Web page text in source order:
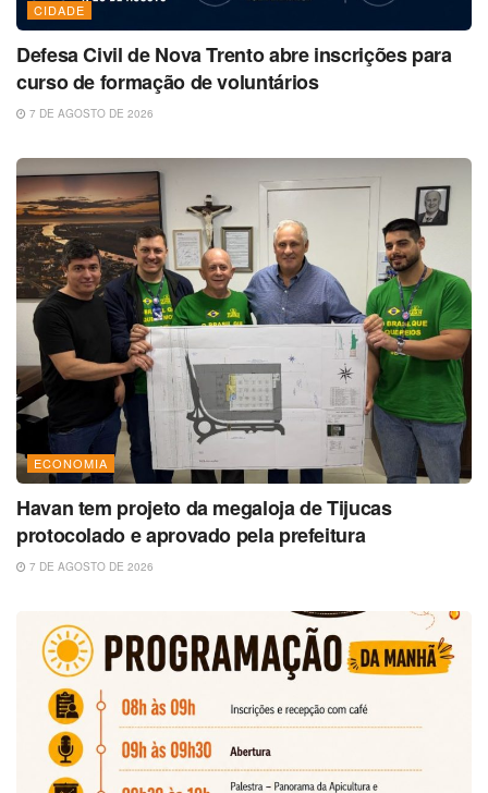
CIDADE
Defesa Civil de Nova Trento abre inscrições para
curso de formação de voluntários
7 DE AGOSTO DE 2026
ECONOMIA
Havan tem projeto da megaloja de Tijucas
protocolado e aprovado pela prefeitura
7 DE AGOSTO DE 2026